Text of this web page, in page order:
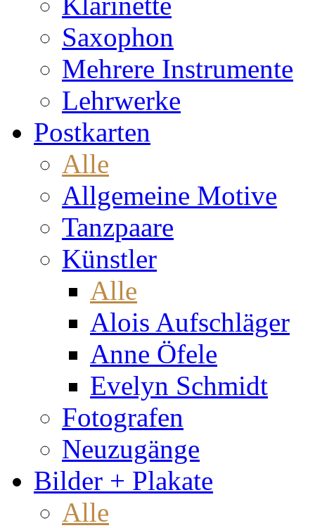
Saxophon
Mehrere Instrumente
Lehrwerke
Postkarten
Alle
Allgemeine Motive
Tanzpaare
Künstler
Alle
Alois Aufschläger
Anne Öfele
Evelyn Schmidt
Fotografen
Neuzugänge
Bilder + Plakate
Alle